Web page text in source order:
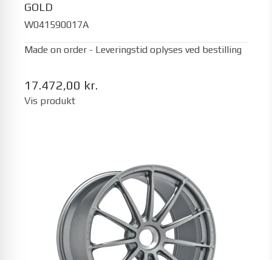
GOLD
W041590017A
Made on order - Leveringstid oplyses ved bestilling
17.472,00 kr.
Vis produkt